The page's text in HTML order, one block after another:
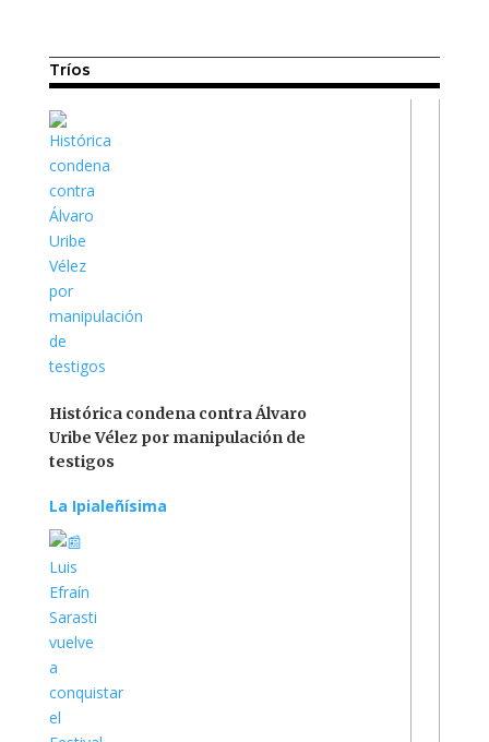
Tríos
Histórica condena contra Álvaro
Uribe Vélez por manipulación de
testigos
La Ipialeñísima